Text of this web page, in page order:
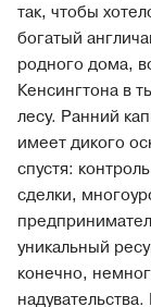
так, чтобы
богатый
родного дома,
Кенсингтона в
лесу. Ранний
имеет дикого
спустя:
сделки,
уникальный
конечно,